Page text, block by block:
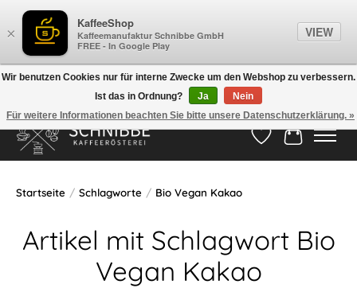
05524-999 33 79 >>> Versandkostenfrei ab 75€ <<<
Wunschzettel
Ihr
Startseite / Schlagworte / Bio Vegan Kakao
Artikel mit Schlagwort Bio
Vegan Kakao
Wir benutzen Cookies nur für interne Zwecke um den Webshop zu verbessern.
Ist das in Ordnung?
Ja
Nein
Für weitere Informationen beachten Sie bitte unsere Datenschutzerklärung. »
×
KaffeeShop
Kaffeemanufaktur Schnibbe GmbH
FREE - In Google Play
VIEW